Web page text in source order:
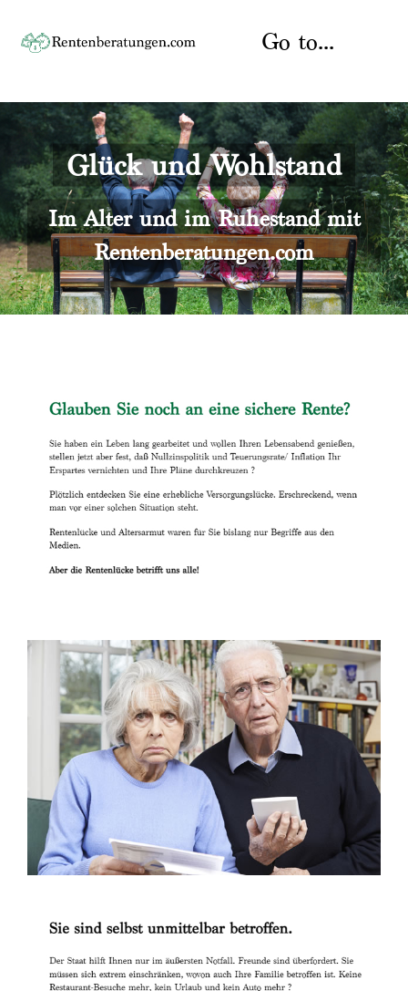
content
Go to...
Startseite
Rente
Rentenberater
Rentenversicherung
Versicherungsberatung
Über uns
Kontakt
Glück und Wohlstand
Im Alter und im Ruhestand mit
Rentenberatungen.com